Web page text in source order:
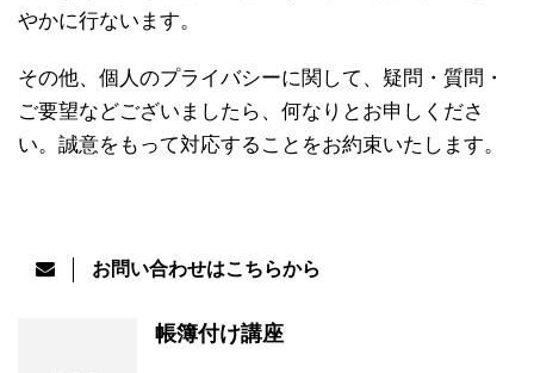
やかに行ないます。
その他、個人のプライバシーに関して、疑問・質問・
ご要望などございましたら、何なりとお申しくださ
い。誠意をもって対応することをお約束いたします。
お問い合わせはこちらから
帳簿付け講座